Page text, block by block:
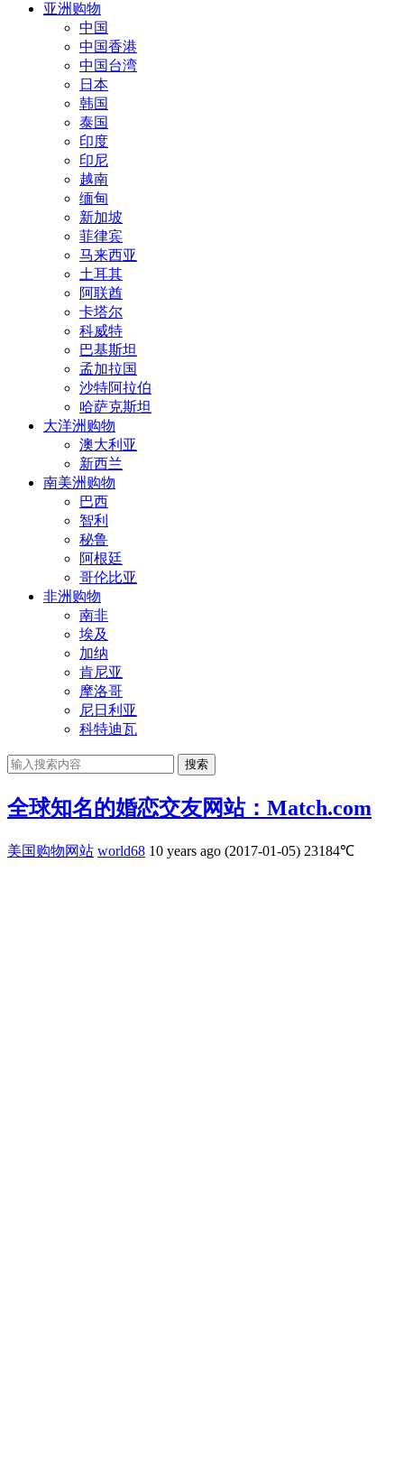
亚洲购物
中国
中国香港
中国台湾
日本
韩国
泰国
印度
印尼
越南
缅甸
新加坡
菲律宾
马来西亚
土耳其
阿联酋
卡塔尔
科威特
巴基斯坦
孟加拉国
沙特阿拉伯
哈萨克斯坦
大洋洲购物
澳大利亚
新西兰
南美洲购物
巴西
智利
秘鲁
阿根廷
哥伦比亚
非洲购物
南非
埃及
加纳
肯尼亚
摩洛哥
尼日利亚
科特迪瓦
搜索
全球知名的婚恋交友网站：Match.com
美国购物网站 world68 10 years ago (2017-01-05) 23184℃